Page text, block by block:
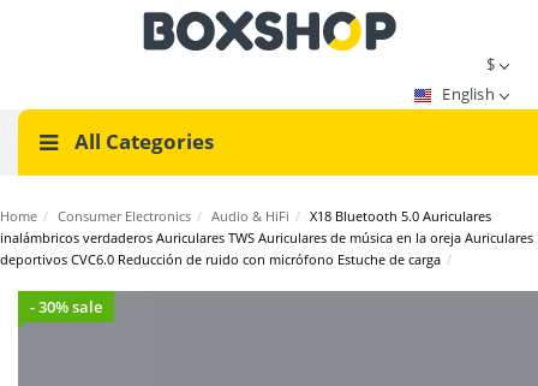
$
English
All Categories
Home / Consumer Electronics / Audio & HiFi / X18 Bluetooth 5.0 Auriculares
inalámbricos verdaderos Auriculares TWS Auriculares de música en la oreja Auriculares
deportivos CVC6.0 Reducción de ruido con micrófono Estuche de carga /
- 30% sale